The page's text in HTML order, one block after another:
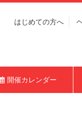
はじめての方へ
開催カレンダー